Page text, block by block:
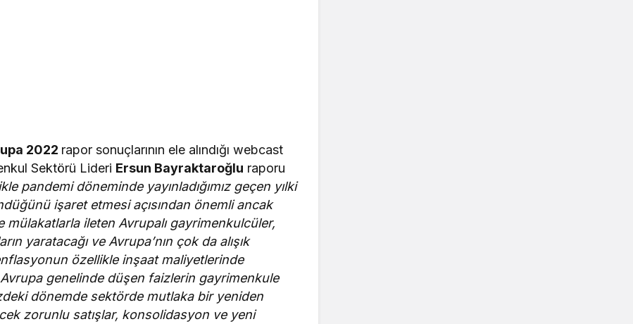
2022 rapor sonuçlarının ele alındığı webcast
Sektörü Lideri Ersun Bayraktaroğlu raporu
pandemi döneminde yayınladığımız geçen yılki
işaret etmesi açısından önemli ancak
ileten Avrupalı gayrimenkulcüler,
yaratacağı ve Avrupa’nın çok da alışık
özellikle inşaat maliyetlerinde
genelinde düşen faizlerin gayrimenkule
dönemde sektörde mutlaka bir yeniden
zorunlu satışlar, konsolidasyon ve yeni